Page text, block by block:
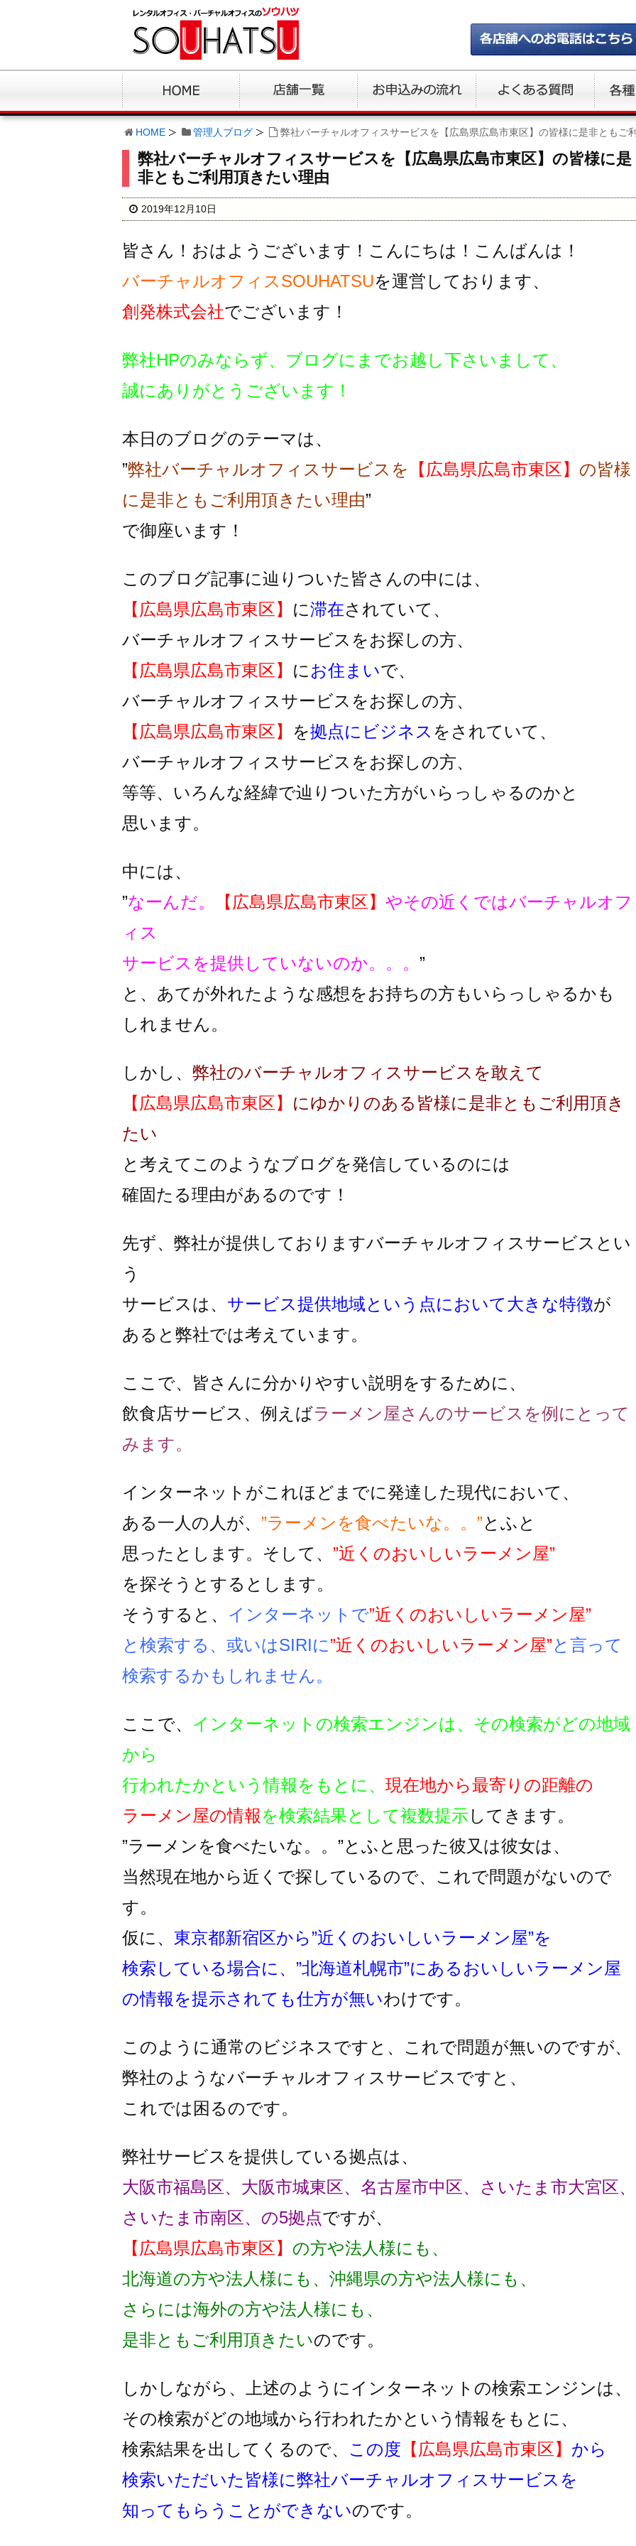
HOME 管理人ブログ 弊社バーチャルオフィスサービスを【広島県広島市東区】の皆様に是非ともご
弊社バーチャルオフィスサービスを【広島県広島市東区】の皆様に是
非ともご利用頂きたい理由
2019年12月10日
皆さん！おはようございます！こんにちは！こんばんは！
バーチャルオフィスSOUHATSUを運営しております、
創発株式会社でございます！
弊社HPのみならず、ブログにまでお越し下さいまして、
誠にありがとうございます！
本日のブログのテーマは、
”弊社バーチャルオフィスサービスを 【広島県広島市東区】 の皆様
に是非ともご利用頂きたい理由”
で御座います！
このブログ記事に辿りついた皆さんの中には、
【広島県広島市東区】 に滞在されていて、
バーチャルオフィスサービスをお探しの方、
【広島県広島市東区】 に お住まいで、
バーチャルオフィスサービスをお探しの方、
【広島県広島市東区】 を拠点にビジネス をされていて、
バーチャルオフィスサービスをお探しの方、
等等、いろんな経緯で辿りついた方がいらっしゃるのかと
思います。
中には、
”なーんだ。 【広島県広島市東区】 やその近くではバーチャルオフ
ィス
サービスを提供していないのか。。。 ”
と、あてが外れたような感想をお持ちの方もいらっしゃるかも
しれません。
しかし、 弊社のバーチャルオフィスサービスを敢えて
【広島県広島市東区】 にゆかりのある皆様に是非ともご利用頂き
たい
と考えてこのようなブログを発信しているのには
確固たる理由があるのです！
先ず、弊社が提供しておりますバーチャルオフィスサービスとい
う
サービスは、 サービス提供地域という点において大きな特徴が
あると弊社では考えています。
ここで、皆さんに分かりやすい説明をするために、
飲食店サービス、例えばラーメン屋さんのサービスを例にとって
みます。
インターネットがこれほどまでに発達した現代において、
ある一人の人が、 ”ラーメンを食べたいな。。”とふと
思ったとします。そして、 ”近くのおいしいラーメン屋”
を探そうとするとします。
そうすると、 インターネットで”近くのおいしいラーメン屋”
と検索する、或いはSIRIに”近くのおいしいラーメン屋”と言って
検索するかもしれません。
ここで、 インターネットの検索エンジンは、その検索がどの地域
から
行われたかという情報をもとに、 現在地から最寄りの距離の
ラーメン屋の情報を検索結果として複数提示 してきます。
”ラーメンを食べたいな。。”とふと思った彼又は彼女は、
当然現在地から近くで探しているので、これで問題がないので
す。
仮に、 東京都新宿区から”近くのおいしいラーメン屋”を
検索している場合に、”北海道札幌市”にあるおいしいラーメン屋
の情報を提示されても仕方が無いわけです。
このように通常のビジネスですと、これで問題が無いのですが、
弊社のようなバーチャルオフィスサービスですと、
これでは困るのです。
弊社サービスを提供している拠点は、
大阪市福島区、大阪市城東区、名古屋市中区、さいたま市大宮区、
さいたま市南区、の5拠点ですが、
【広島県広島市東区】 の方や法人様にも、
北海道の方や法人様にも、沖縄県の方や法人様にも、
さらには海外の方や法人様にも、
是非ともご利用頂きたいのです。
しかしながら、上述のようにインターネットの検索エンジンは、
その検索がどの地域から行われたかという情報をもとに、
検索結果を出してくるので、 この度 【広島県広島市東区】 から
検索いただいた皆様に弊社バーチャルオフィスサービスを
知ってもらうことができないのです。